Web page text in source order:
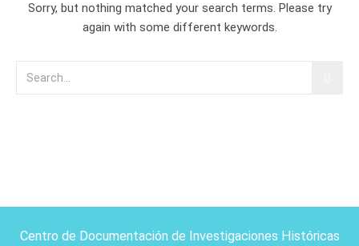
Sorry, but nothing matched your search terms. Please try
again with some different keywords.
Centro de Documentación de Investigaciones Históricas